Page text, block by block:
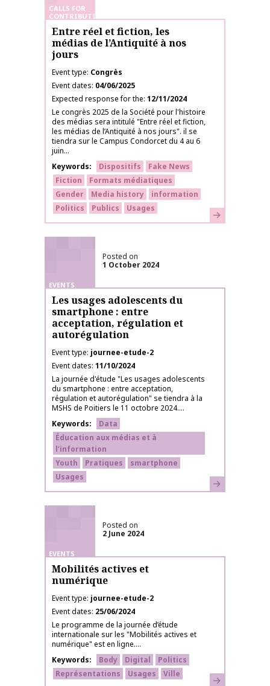
CALLS FOR
CONTRIBUTIONS
Entre réel et fiction, les
médias de l’Antiquité à nos
jours
Event type Congrès
Event dates 04/06/2025
Expected response for the 12/11/2024
Le congrès 2025 de la Société pour l'histoire
des médias sera intitulé "Entre réel et fiction,
les médias de l’Antiquité à nos jours". il se
tiendra sur le Campus Condorcet du 4 au 6
juin...
Keywords
Dispositifs
Fake News
Fiction
Formats médiatiques
Gender
Media history
information
Politics
Publics Usages Learn more
EVENTS
Posted on
1 October 2024
Les usages adolescents du
smartphone : entre
acceptation, régulation et
autorégulation
Event type journee-etude-2
Event dates 11/10/2024
La journée d'étude "Les usages adolescents
du smartphone : entre acceptation,
régulation et autorégulation" se tiendra à la
MSHS de Poitiers le 11 octobre 2024....
Keywords
Data
Éducation aux médias et à
l’information
Youth
Pratiques
smartphone
Usages
Learn more
EVENTS
Posted on
2 June 2024
Mobilités actives et
numérique
Event type journee-etude-2
Event dates 25/06/2024
Le programme de la journée d’étude
internationale sur les "Mobilités actives et
numérique" est en ligne....
Keywords
Body Digital
Politics
Représentations
Usages Ville Learn more